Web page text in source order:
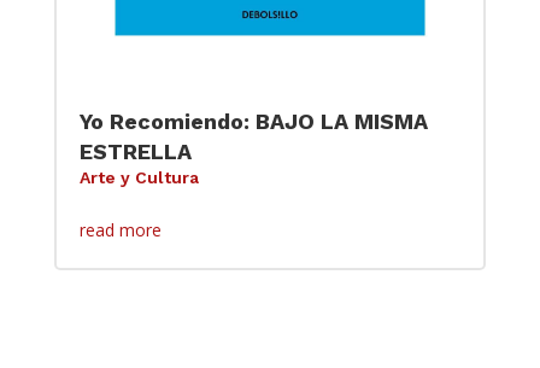
Yo Recomiendo: BAJO LA MISMA
ESTRELLA
Arte y Cultura
read more